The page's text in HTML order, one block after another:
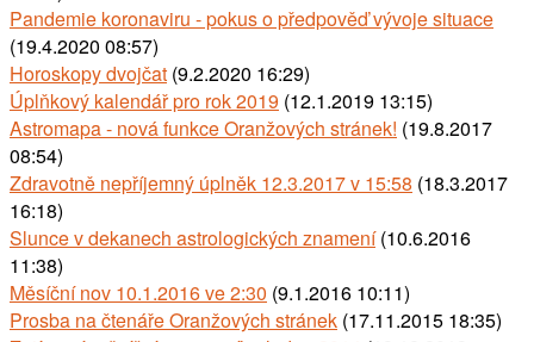
Pandemie koronaviru - pokus o předpověď vývoje situace
(19.4.2020 08:57)
Horoskopy dvojčat (9.2.2020 16:29)
Úplňkový kalendář pro rok 2019 (12.1.2019 13:15)
Astromapa - nová funkce Oranžových stránek! (19.8.2017
08:54)
Zdravotně nepříjemný úplněk 12.3.2017 v 15:58 (18.3.2017
16:18)
Slunce v dekanech astrologických znamení(10.6.2016
11:38)
Měsíční nov 10.1.2016 ve 2:30 (9.1.2016 10:11)
Prosba na čtenáře Oranžových stránek (17.11.2015 18:35)